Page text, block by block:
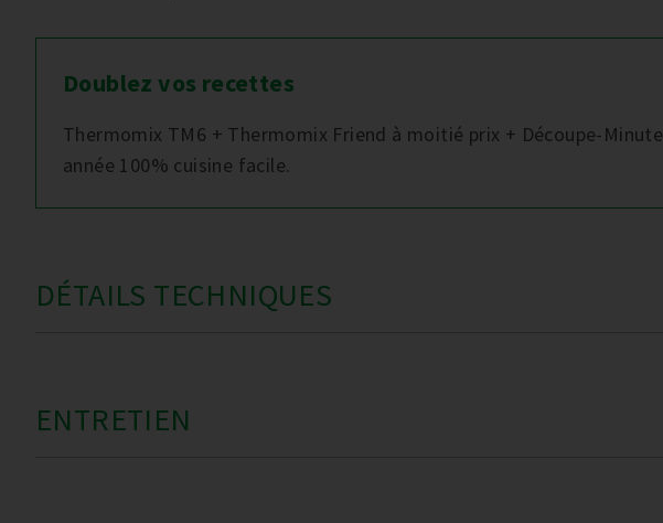
Doublez vos recettes
Thermomix TM6 + Thermomix Friend à moitié prix + Découpe-Minute
année 100% cuisine facile.
DÉTAILS TECHNIQUES
ENTRETIEN